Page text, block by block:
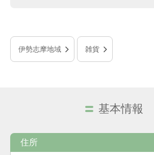
伊勢志摩地域 雑貨
基本情報
住所